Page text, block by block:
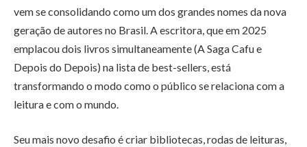
vem se consolidando como um dos grandes nomes da nova
geração de autores no Brasil. A escritora, que em 2025
emplacou dois livros simultaneamente (A Saga Cafu e
Depois do Depois) na lista de best-sellers, está
transformando o modo como o público se relaciona com a
leitura e com o mundo.
Seu mais novo desafio é criar bibliotecas, rodas de leituras,